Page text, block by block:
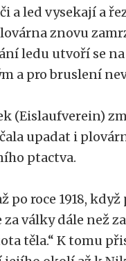
a led vysekají a
znovu
ledu utvoří se
a pro bruslení
(Eislaufverein)
upadat i
ptactva.
po roce 1918,
války dále než
těla.“ K tomu